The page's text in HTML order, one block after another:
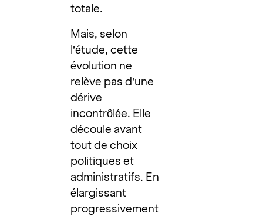
totale.
Mais, selon
l’étude, cette
évolution ne
relève pas d’une
dérive
incontrôlée. Elle
découle avant
tout de choix
politiques et
administratifs. En
élargissant
progressivement